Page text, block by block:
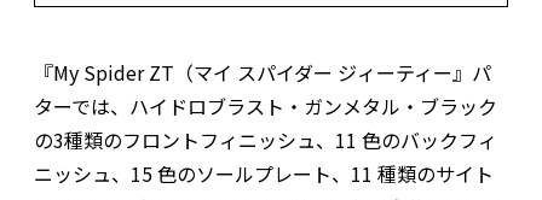
『My Spider ZT（マイ スパイダー ジィーティー』パ
ターでは、ハイドロブラスト・ガンメタル・ブラック
の3種類のフロントフィニッシュ、11 色のバックフィ
ニッシュ、15 色のソールプレート、11 種類のサイト